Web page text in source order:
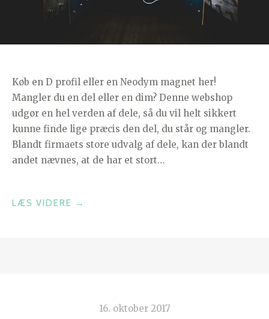
Køb en D profil eller en Neodym magnet her!
Mangler du en del eller en dim? Denne webshop
udgør en hel verden af dele, så du vil helt sikkert
kunne finde lige præcis den del, du står og mangler.
Blandt firmaets store udvalg af dele, kan der blandt
andet nævnes, at de har et stort…
LÆS VIDERE “NEODYM
→
16. oktober 2017